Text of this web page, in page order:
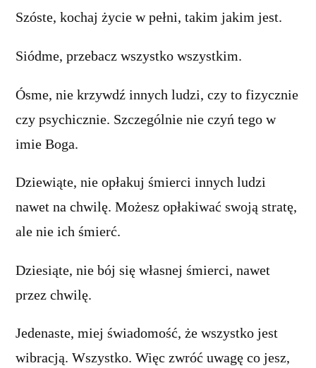
Szóste, kochaj życie w pełni, takim jakim jest.
Siódme, przebacz wszystko wszystkim.
Ósme, nie krzywdź innych ludzi, czy to fizycznie
czy psychicznie. Szczególnie nie czyń tego w
imie Boga.
Dziewiąte, nie opłakuj śmierci innych ludzi
nawet na chwilę. Możesz opłakiwać swoją stratę,
ale nie ich śmierć.
Dziesiąte, nie bój się własnej śmierci, nawet
przez chwilę.
Jedenaste, miej świadomość, że wszystko jest
wibracją. Wszystko. Więc zwróć uwagę co jesz,